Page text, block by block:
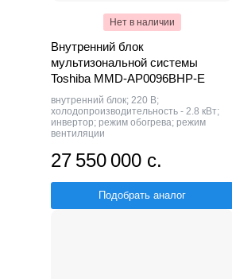
Нет в наличии
Внутренний блок
мультизональной системы
Toshiba MMD-AP0096BHP-E
внутренний блок; 220 В;
холодопроизводительность - 2.8 кВт;
инвертор; режим обогрева; режим
вентиляции
27 550 000 с.
Подобрать аналог